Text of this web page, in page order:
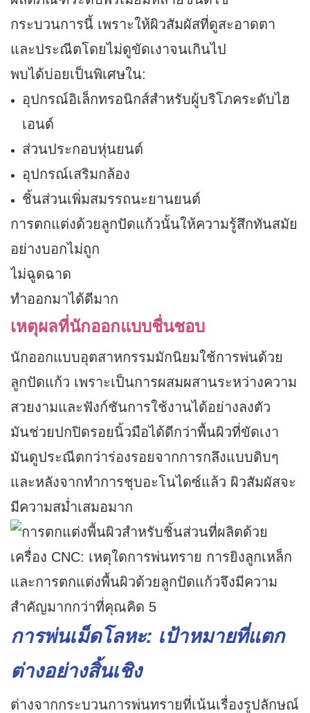
กระบวนการนี้ เพราะให้ผิวสัมผัสที่ดูสะอาดตา
และประณีตโดยไม่ดูขัดเงาจนเกินไป
พบได้บ่อยเป็นพิเศษใน:
อุปกรณ์อิเล็กทรอนิกส์สำหรับผู้บริโภคระดับไฮ
เอนด์
ส่วนประกอบหุ่นยนต์
อุปกรณ์เสริมกล้อง
ชิ้นส่วนเพิ่มสมรรถนะยานยนต์
การตกแต่งด้วยลูกปัดแก้วนั้นให้ความรู้สึกทันสมัย
อย่างบอกไม่ถูก
ไม่ฉูดฉาด
ทำออกมาได้ดีมาก
เหตุผลที่นักออกแบบชื่นชอบ
นักออกแบบอุตสาหกรรมมักนิยมใช้การพ่นด้วย
ลูกปัดแก้ว เพราะเป็นการผสมผสานระหว่างความ
สวยงามและฟังก์ชันการใช้งานได้อย่างลงตัว
มันช่วยปกปิดรอยนิ้วมือได้ดีกว่าพื้นผิวที่ขัดเงา
มันดูประณีตกว่าร่องรอยจากการกลึงแบบดิบๆ
และหลังจากทำการชุบอะโนไดซ์แล้ว ผิวสัมผัสจะ
มีความสม่ำเสมอมาก
การพ่นเม็ดโลหะ: เป้าหมายที่แตก
ต่างอย่างสิ้นเชิง
ต่างจากกระบวนการพ่นทรายที่เน้นเรื่องรูปลักษณ์